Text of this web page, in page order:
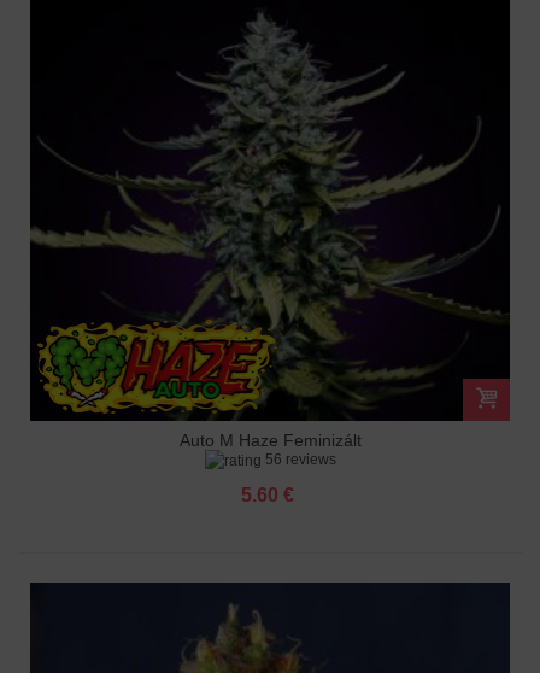
Auto M Haze Feminizált
56 reviews
5.60 €